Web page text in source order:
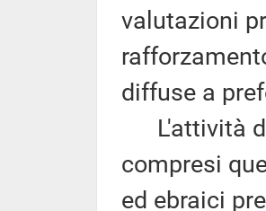
valutazioni
diffuse a
L'attività di
compresi
ed ebraici